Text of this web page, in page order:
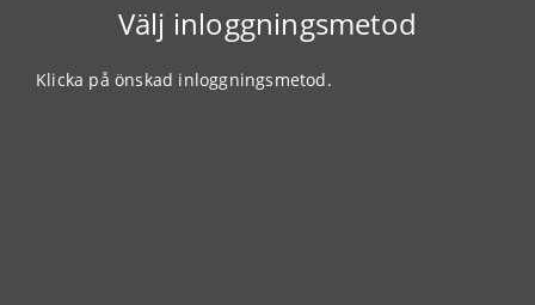
Välj inloggningsmetod
Klicka på önskad inloggningsmetod.